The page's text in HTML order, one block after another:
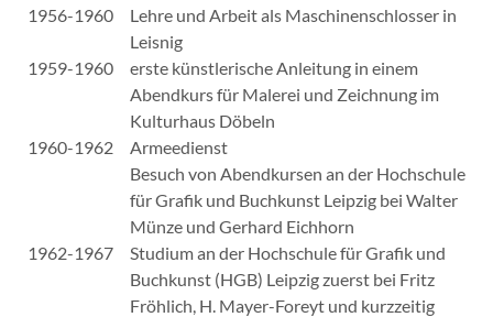
1956-1960
Lehre und Arbeit als Maschinenschlosser in
Leisnig
1959-1960
erste künstlerische Anleitung in einem
Abendkurs für Malerei und Zeichnung im
Kulturhaus Döbeln
1960-1962
Armeedienst
Besuch von Abendkursen an der Hochschule
für Grafik und Buchkunst Leipzig bei Walter
Münze und Gerhard Eichhorn
1962-1967
Studium an der Hochschule für Grafik und
Buchkunst (HGB) Leipzig zuerst bei Fritz
Fröhlich, H. Mayer-Foreyt und kurzzeitig